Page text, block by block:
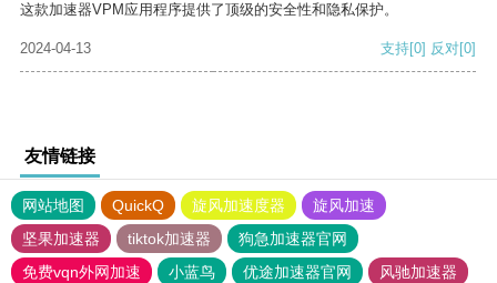
这款加速器VPM应用程序提供了顶级的安全性和隐私保护。
2024-04-13 支持[0] 反对[0]
友情链接
网站地图 QuickQ 旋风加速度器
旋风加速
坚果加速器
tiktok加速器
狗急加速器官网
免费vqn外网加速
小蓝鸟 优途加速器官网
风驰加速器